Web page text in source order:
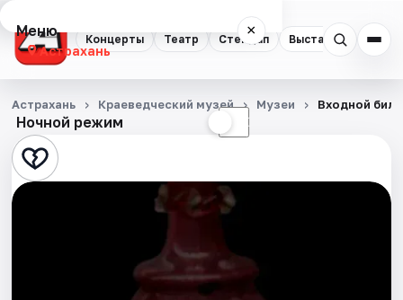
Концерты Театр Стендап Выставки
Меню ×
Астрахань
Концерты
Театр
Стендап
Ночной режим ☾
Астрахань Краеведческий музей Музеи Входной